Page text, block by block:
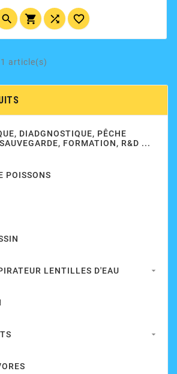
   
article(s)
DIADGNOSTIQUE, PÊCHE
FORMATION, R&D ...
POISSONS
LENTILLES D'EAU 
